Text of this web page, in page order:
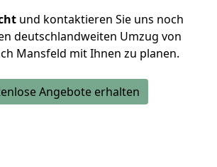
und kontaktieren Sie uns noch
deutschlandweiten Umzug von
Mansfeld mit Ihnen zu planen.
Angebote erhalten